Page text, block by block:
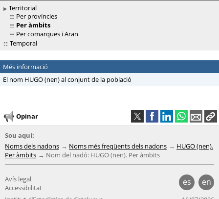
Territorial
Per províncies
Per àmbits
Per comarques i Aran
Temporal
Més informació
El nom HUGO (nen) al conjunt de la població
Opinar
Sou aquí:
Noms dels nadons
Noms més freqüents dels nadons
HUGO (nen).
Per àmbits
Nom del nadó: HUGO (nen). Per àmbits
es en
Avís legal
Accessibilitat